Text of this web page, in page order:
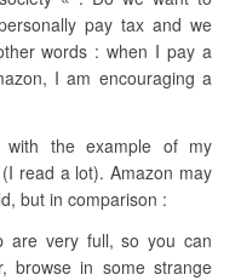
pay tax and we
words : when I pay a
I am encouraging a
the example of my
read a lot). Amazon may
but in comparison :
are very full, so you can
browse in some strange